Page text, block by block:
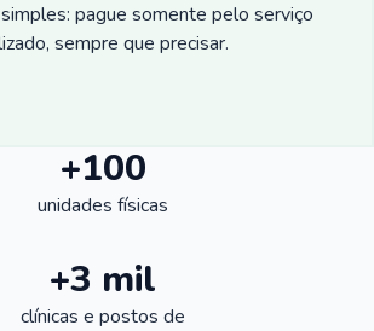
pague somente pelo serviço
sempre que precisar.
+100
unidades físicas
+3 mil
clínicas e postos de